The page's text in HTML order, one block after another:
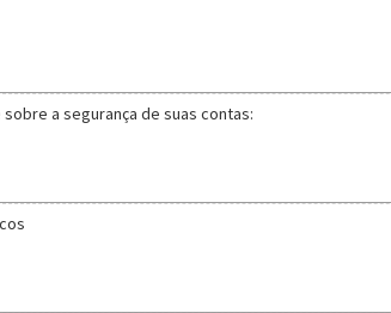
a segurança de suas contas: